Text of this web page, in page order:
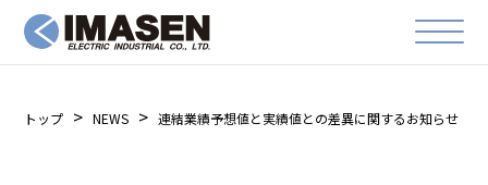
トップ NEWS 連結業績予想値と実績値との差異に関するお知らせ